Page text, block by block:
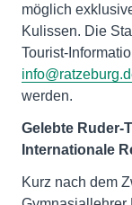
möglich
Kulissen. Die
Tourist-
werden.
Gelebte Ruder-
Internationale
Kurz nach dem